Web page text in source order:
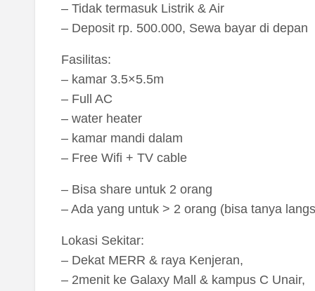
– Tidak termasuk Listrik & Air
– Deposit rp. 500.000, Sewa bayar di depan
Fasilitas:
– kamar 3.5×5.5m
– Full AC
– water heater
– kamar mandi dalam
– Free Wifi + TV cable
– Bisa share untuk 2 orang
– Ada yang untuk > 2 orang (bisa tanya
Lokasi Sekitar:
– Dekat MERR & raya Kenjeran,
– 2menit ke Galaxy Mall & kampus C Unair,